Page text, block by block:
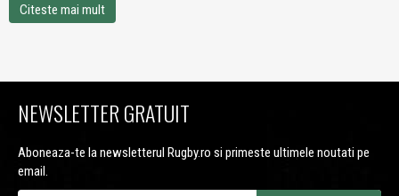
Citeste mai mult
NEWSLETTER GRATUIT
Aboneaza-te la newsletterul Rugby.ro si primeste ultimele noutati pe
email.